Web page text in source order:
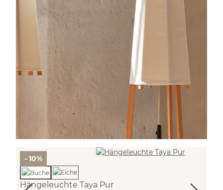
- 10%
Hängeleuchte Taya Pur